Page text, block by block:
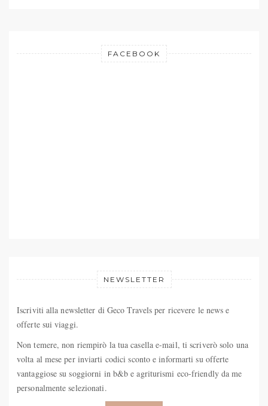
FACEBOOK
NEWSLETTER
Iscriviti alla newsletter di Geco Travels per ricevere le news e
offerte sui viaggi.
Non temere, non riempirò la tua casella e-mail, ti scriverò solo una
volta al mese per inviarti codici sconto e informarti su offerte
vantaggiose su soggiorni in b&b e agriturismi eco-friendly da me
personalmente selezionati.